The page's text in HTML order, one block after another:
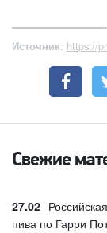
Источник: https://
Свежие
27.02
пива по Гарри